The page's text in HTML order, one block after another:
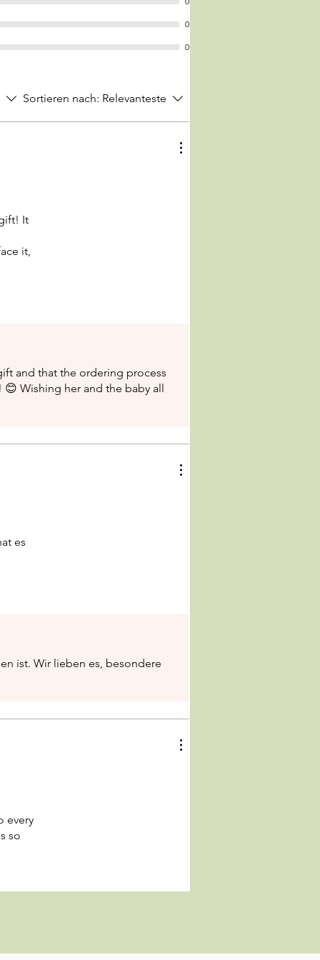
0
0
Sortieren nach: Relevanteste
It
it,
and that the ordering process
Wishing her and the baby all
es
ist. Wir lieben es, besondere
every
so